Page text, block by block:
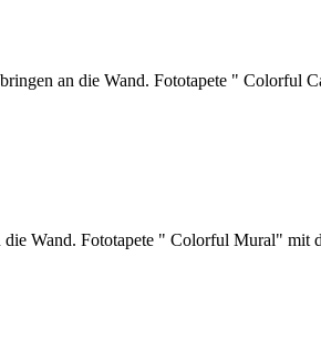
an die Wand. Fototapete " Colorful
Wand. Fototapete " Colorful Mural"